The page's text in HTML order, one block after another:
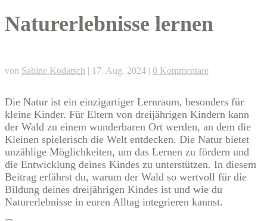
Naturerlebnisse lernen
von Sabine Kodatsch | 17. Aug. 2024 | 0 Kommentare
Die Natur ist ein einzigartiger Lernraum, besonders für
kleine Kinder. Für Eltern von dreijährigen Kindern kann
der Wald zu einem wunderbaren Ort werden, an dem die
Kleinen spielerisch die Welt entdecken. Die Natur bietet
unzählige Möglichkeiten, um das Lernen zu fördern und
die Entwicklung deines Kindes zu unterstützen. In diesem
Beitrag erfährst du, warum der Wald so wertvoll für die
Bildung deines dreijährigen Kindes ist und wie du
Naturerlebnisse in euren Alltag integrieren kannst.